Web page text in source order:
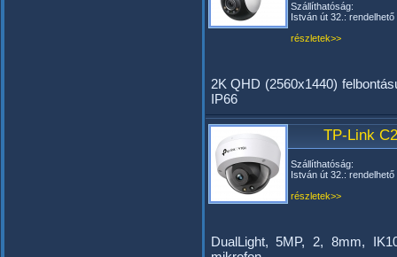
Szállíthatóság:
István út 32.: rendelhető
részletek>>
2K QHD (2560x1440)
IP66
TP-Link
Szállíthatóság:
István út 32.: rendelhető
részletek>>
DualLight, 5MP, 2, 8mm,